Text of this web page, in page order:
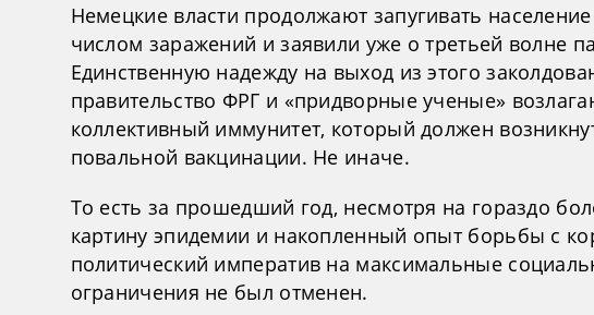
Немецкие власти продолжают запугивать
числом заражений и заявили уже о третьей волне
Единственную надежду на выход из этого
правительство ФРГ и «придворные ученые»
коллективный иммунитет, который должен
повальной вакцинации. Не иначе.
То есть за прошедший год, несмотря на гораздо
картину эпидемии и накопленный опыт борьбы с
политический императив на максимальные
ограничения не был отменен.